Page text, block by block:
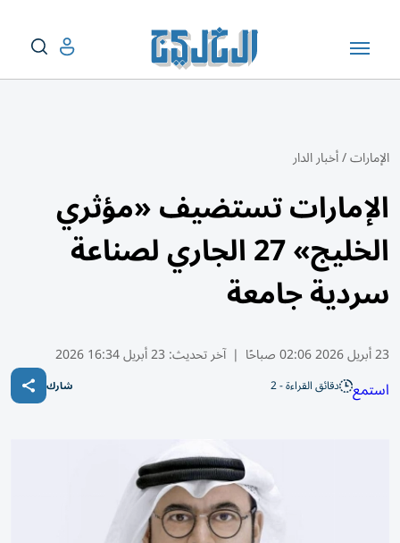
الإمارات/أخبار الدار
الإمارات تستضيف «مؤثري
الخليج» 27 الجاري لصناعة
سردية جامعة
23 أبريل 2026 02:06 صباحًا | آخر تحديث: 23 أبريل 16:34 2026
استمع دقائق القراءة - 2 شارك